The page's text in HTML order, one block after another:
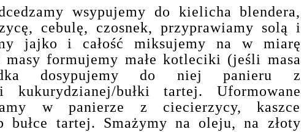
wsypujemy do kielicha blendera,
cebulę, czosnek, przyprawiamy solą i
jajko i całość miksujemy na w miarę
formujemy małe kotleciki (jeśli masa
dosypujemy do niej panieru z
kukurydzianej/bułki tartej. Uformowane
w panierze z ciecierzycy, kaszce
bułce tartej. Smażymy na oleju, na złoty